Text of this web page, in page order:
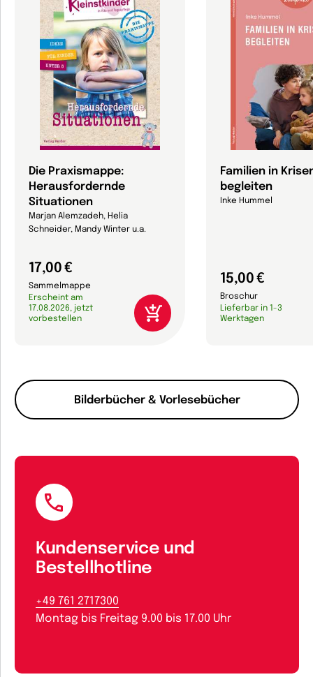
Bilderbücher & Vorlesebücher
Die Praxismappe:
Herausfordernde
Situationen
Marjan Alemzadeh, Helia
Schneider, Mandy Winter u.a.
17,00 €
Sammelmappe
Erscheint am
17.08.2026, jetzt
vorbestellen
Familien in
begleiten
Inke Hummel
15,00 €
Broschur
Lieferbar in 1-3
Werktagen
Kundenservice und
Bestellhotline
+49 761 2717300
Montag bis Freitag 9.00 bis 17.00 Uhr